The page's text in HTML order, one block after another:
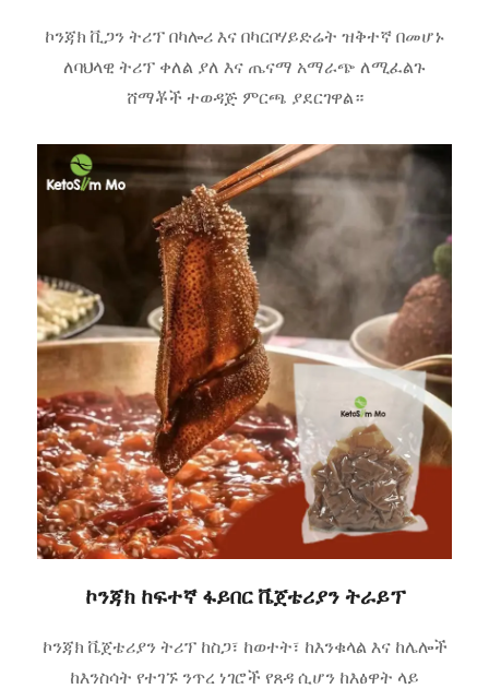
ኮንጃክ ቪጋን ትሪፕ በካሎሪ እና በካርቦሃይድሬት ዝቅተኛ በመሆኑ
ለባህላዊ ትሪፕ ቀለል ያለ እና ጤናማ አማራጭ ለሚፈልጉ
ሸማቾች ተወዳጅ ምርጫ ያደርገዋል።
ኮንጃክ ከፍተኛ ፋይበር ቬጀቴሪያን ትራይፕ
ኮንጃክ ቬጀቴሪያን ትሪፕ ከስጋ፣ ከወተት፣ ከእንቁላል እና ከሌሎች
ከእንስሳት የተገኙ ንጥረ ነገሮች የጸዳ ሲሆን ከእፅዋት ላይ